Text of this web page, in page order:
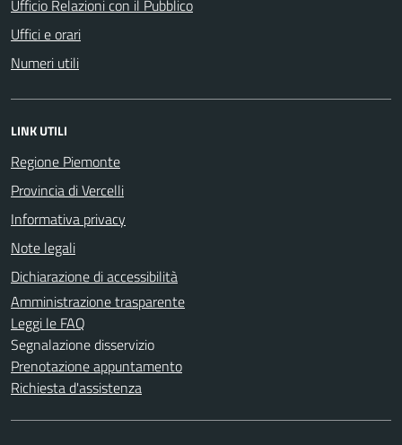
Ufficio Relazioni con il Pubblico
Uffici e orari
Numeri utili
LINK UTILI
Regione Piemonte
Provincia di Vercelli
Informativa privacy
Note legali
Dichiarazione di accessibilità
Amministrazione trasparente
Leggi le FAQ
Segnalazione disservizio
Prenotazione appuntamento
Richiesta d'assistenza